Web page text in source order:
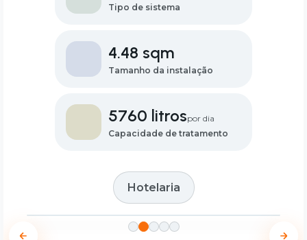
Tipo de sistema
4.48 sqm
Tamanho da instalação
5760 litrospor dia
Capacidade de tratamento
Hotelaria